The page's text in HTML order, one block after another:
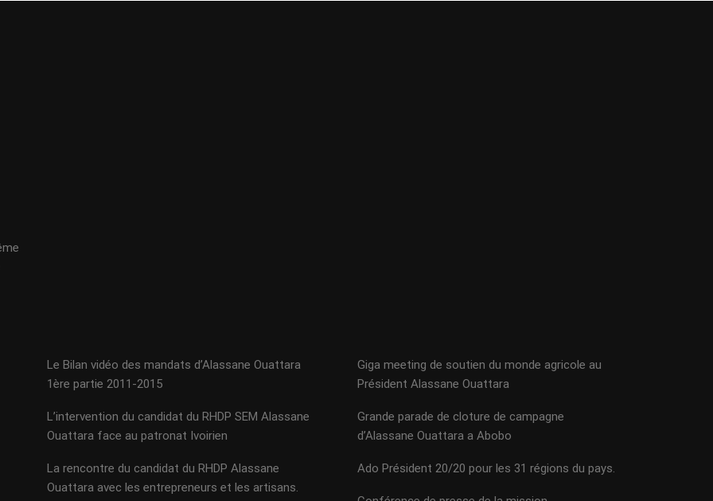
Le Bilan vidéo des mandats d’Alassane Ouattara
1ère partie 2011-2015
L’intervention du candidat du RHDP SEM Alassane
Ouattara face au patronat Ivoirien
La rencontre du candidat du RHDP Alassane
Ouattara avec les entrepreneurs et les artisans.
Giga meeting de soutien du monde agricole au
Président Alassane Ouattara
Grande parade de cloture de campagne
d’Alassane Ouattara a Abobo
Ado Président 20/20 pour les 31 régions du pays.